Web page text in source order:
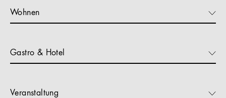
Wohnen
Gastro & Hotel
Veranstaltung